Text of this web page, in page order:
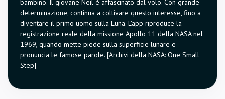
bambino. Il giovane Neil è affascinato dal volo. Con grande
determinazione, continua a coltivare questo interesse, fino a
diventare il primo uomo sulla Luna. L'app riproduce la
registrazione reale della missione Apollo 11 della NASA nel
1969, quando mette piede sulla superficie lunare e
pronuncia le famose parole. [Archivi della NASA: One Small
Step]